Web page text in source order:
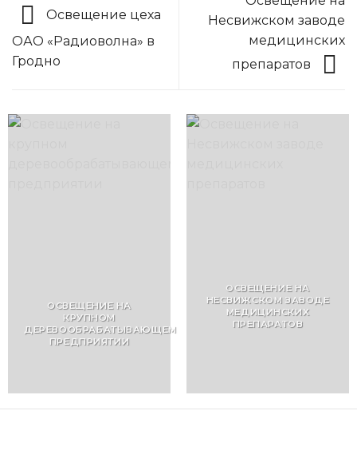
Освещение цеха
ОАО «Радиоволна» в
Гродно
Несвижском заводе
медицинских
препаратов
ОСВЕЩЕНИЕ НА
КРУПНОМ
ДЕРЕВООБРАБАТЫВАЮЩЕМ
ПРЕДПРИЯТИИ
ОСВЕЩЕНИЕ НА
НЕСВИЖСКОМ ЗАВОДЕ
МЕДИЦИНСКИХ
ПРЕПАРАТОВ